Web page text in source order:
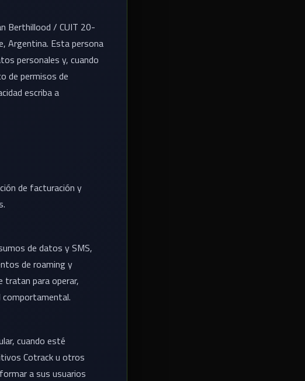
Berthillood / CUIT 20-
Argentina. Esta persona
personales y, cuando
de permisos de
escriba a
de facturación y
de datos y SMS,
de roaming y
tratan para operar,
comportamental.
cuando esté
Cotrack u otros
a sus usuarios